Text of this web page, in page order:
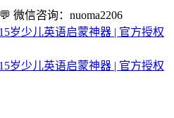
💬 微信咨询：nuoma2206